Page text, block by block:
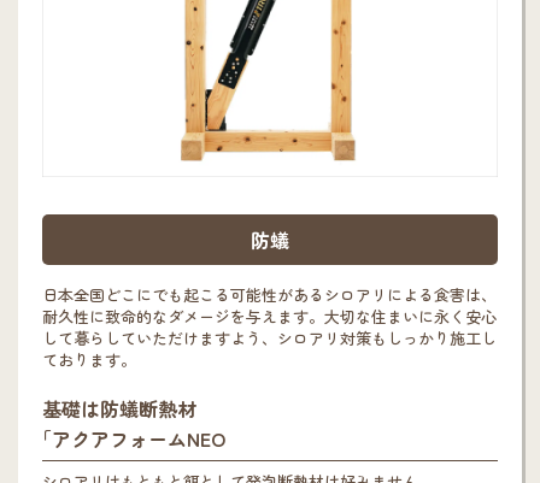
防蟻
日本全国どこにでも起こる可能性があるシロアリによる食害は、
耐久性に致命的なダメージを与えます。大切な住まいに永く安心
して暮らしていただけますよう、シロアリ対策もしっかり施工し
ております。
基礎は防蟻断熱材
｢アクアフォームNEO